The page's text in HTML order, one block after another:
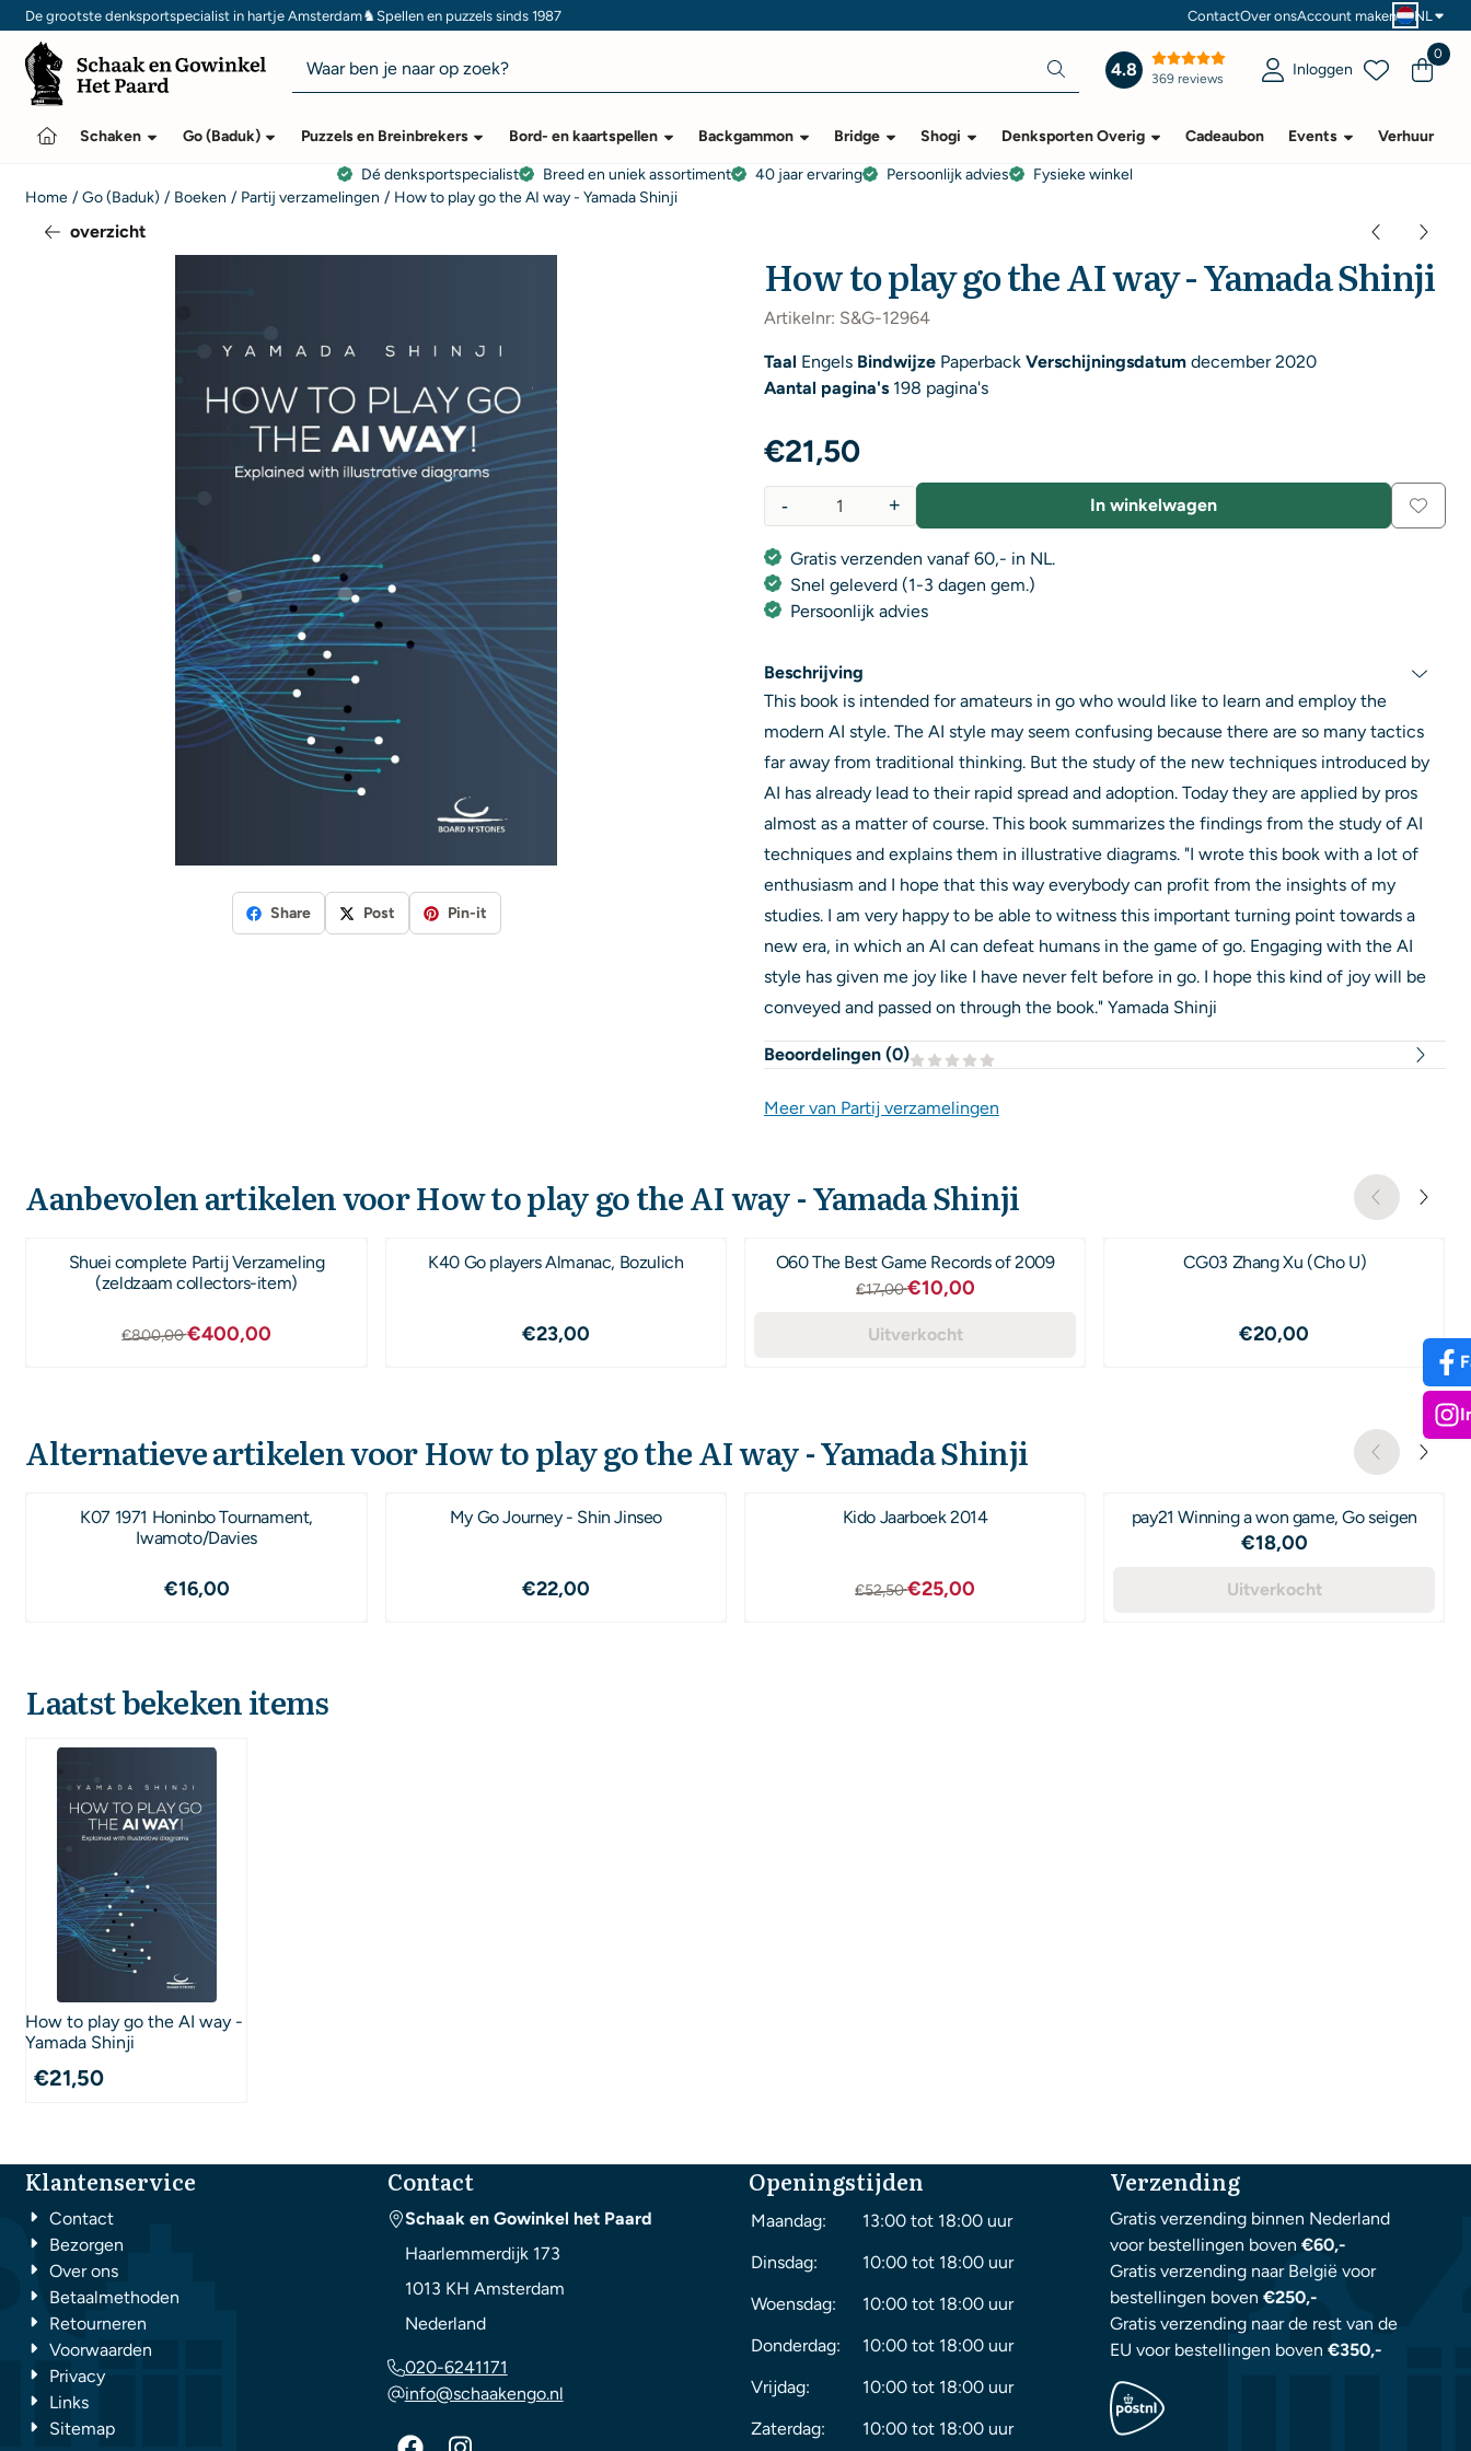
Cookievoorkeuren zijn momenteel gesloten.
De grootste denksportspecialist in hartje Amsterdam♞Spellen en puzzels sinds 1987 ContactOver onsAccount maken NL
Zoeken
4.8 369 reviews Inloggen
0
Schaken Go (Baduk) Puzzels en Breinbrekers Bord- en kaartspellen Backgammon Bridge Shogi Denksporten Overig Cadeaubon Events Verhuur
Dé denksportspecialist Breed en uniek assortiment 40 jaar ervaring Persoonlijk advies
Fysieke winkel
Home / Go (Baduk) / Boeken / Partij verzamelingen / How to play go the AI way - Yamada Shinji
overzicht
Share Post Pin-it
How to play go the AI way - Yamada Shinji
Artikelnr: S&G-12964
Taal Engels Bindwijze Paperback Verschijningsdatum december 2020
Aantal pagina's 198 pagina's
€21,50
+
- In winkelwagen
Gratis verzenden vanaf 60,- in NL.
Snel geleverd (1-3 dagen gem.)
Persoonlijk advies
Beschrijving
This book is intended for amateurs in go who would like to learn and employ the
modern AI style. The AI style may seem confusing because there are so many tactics
far away from traditional thinking. But the study of the new techniques introduced by
AI has already lead to their rapid spread and adoption. Today they are applied by pros
almost as a matter of course. This book summarizes the findings from the study of AI
techniques and explains them in illustrative diagrams. "I wrote this book with a lot of
enthusiasm and I hope that this way everybody can profit from the insights of my
studies. I am very happy to be able to witness this important turning point towards a
new era, in which an AI can defeat humans in the game of go. Engaging with the AI
style has given me joy like I have never felt before in go. I hope this kind of joy will be
conveyed and passed on through the book." Yamada Shinji
Beoordelingen (0)
Meer van Partij verzamelingen
Aanbevolen artikelen voorHow to play go the AI way - Yamada Shinji
Shuei complete Partij Verzameling
(zeldzaam collectors-item)
Van 800,00 voor 400,00
€800,00€400,00
K40 Go players Almanac, Bozulich
Prijs: 23,00
€23,00
O60 The Best Game Records of 2009
Van 17,00 voor 10,00
€17,00€10,00
Uitverkocht
CG03 Zhang Xu (Cho U)
Prijs: 20,00
€20,00
Alternatieve artikelen voorHow to play go the AI way - Yamada Shinji
K07 1971 Honinbo Tournament,
Iwamoto/Davies
Prijs: 16,00
€16,00
My Go Journey - Shin Jinseo
Prijs: 22,00
€22,00
Kido Jaarboek 2014
Van 52,50 voor 25,00
€52,50€25,00
pay21 Winning a won game, Go seigen
Prijs: 18,00
€18,00
Uitverkocht
Laatst bekeken items
How to play go the AI way -
Yamada Shinji
€21,50
Klantenservice
Contact
Bezorgen
Over ons
Betaalmethoden
Retourneren
Voorwaarden
Privacy
Links
Sitemap
Contact
Schaak en Gowinkel het Paard
Haarlemmerdijk 173
1013 KH Amsterdam
Nederland
020-6241171
info@schaakengo.nl
Openingstijden
Maandag:
13:00 tot 18:00 uur
Dinsdag:
10:00 tot 18:00 uur
Woensdag:
10:00 tot 18:00 uur
Donderdag:
10:00 tot 18:00 uur
Vrijdag:
10:00 tot 18:00 uur
Zaterdag:
10:00 tot 18:00 uur
Verzending
Gratis verzending binnen Nederland
voor bestellingen boven€60,-
Gratis verzending naar België voor
bestellingen boven€250,-
Gratis verzending naar de rest van de
EU voor bestellingen boven€350,-